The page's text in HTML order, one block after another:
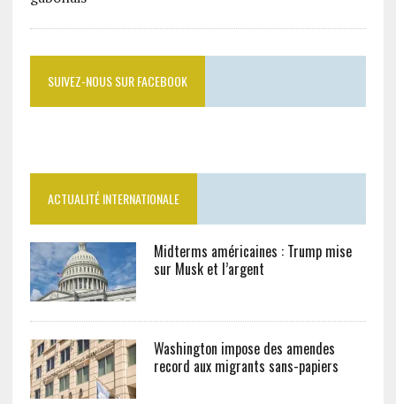
SUIVEZ-NOUS SUR FACEBOOK
ACTUALITÉ INTERNATIONALE
Midterms américaines : Trump mise
sur Musk et l’argent
Washington impose des amendes
record aux migrants sans-papiers